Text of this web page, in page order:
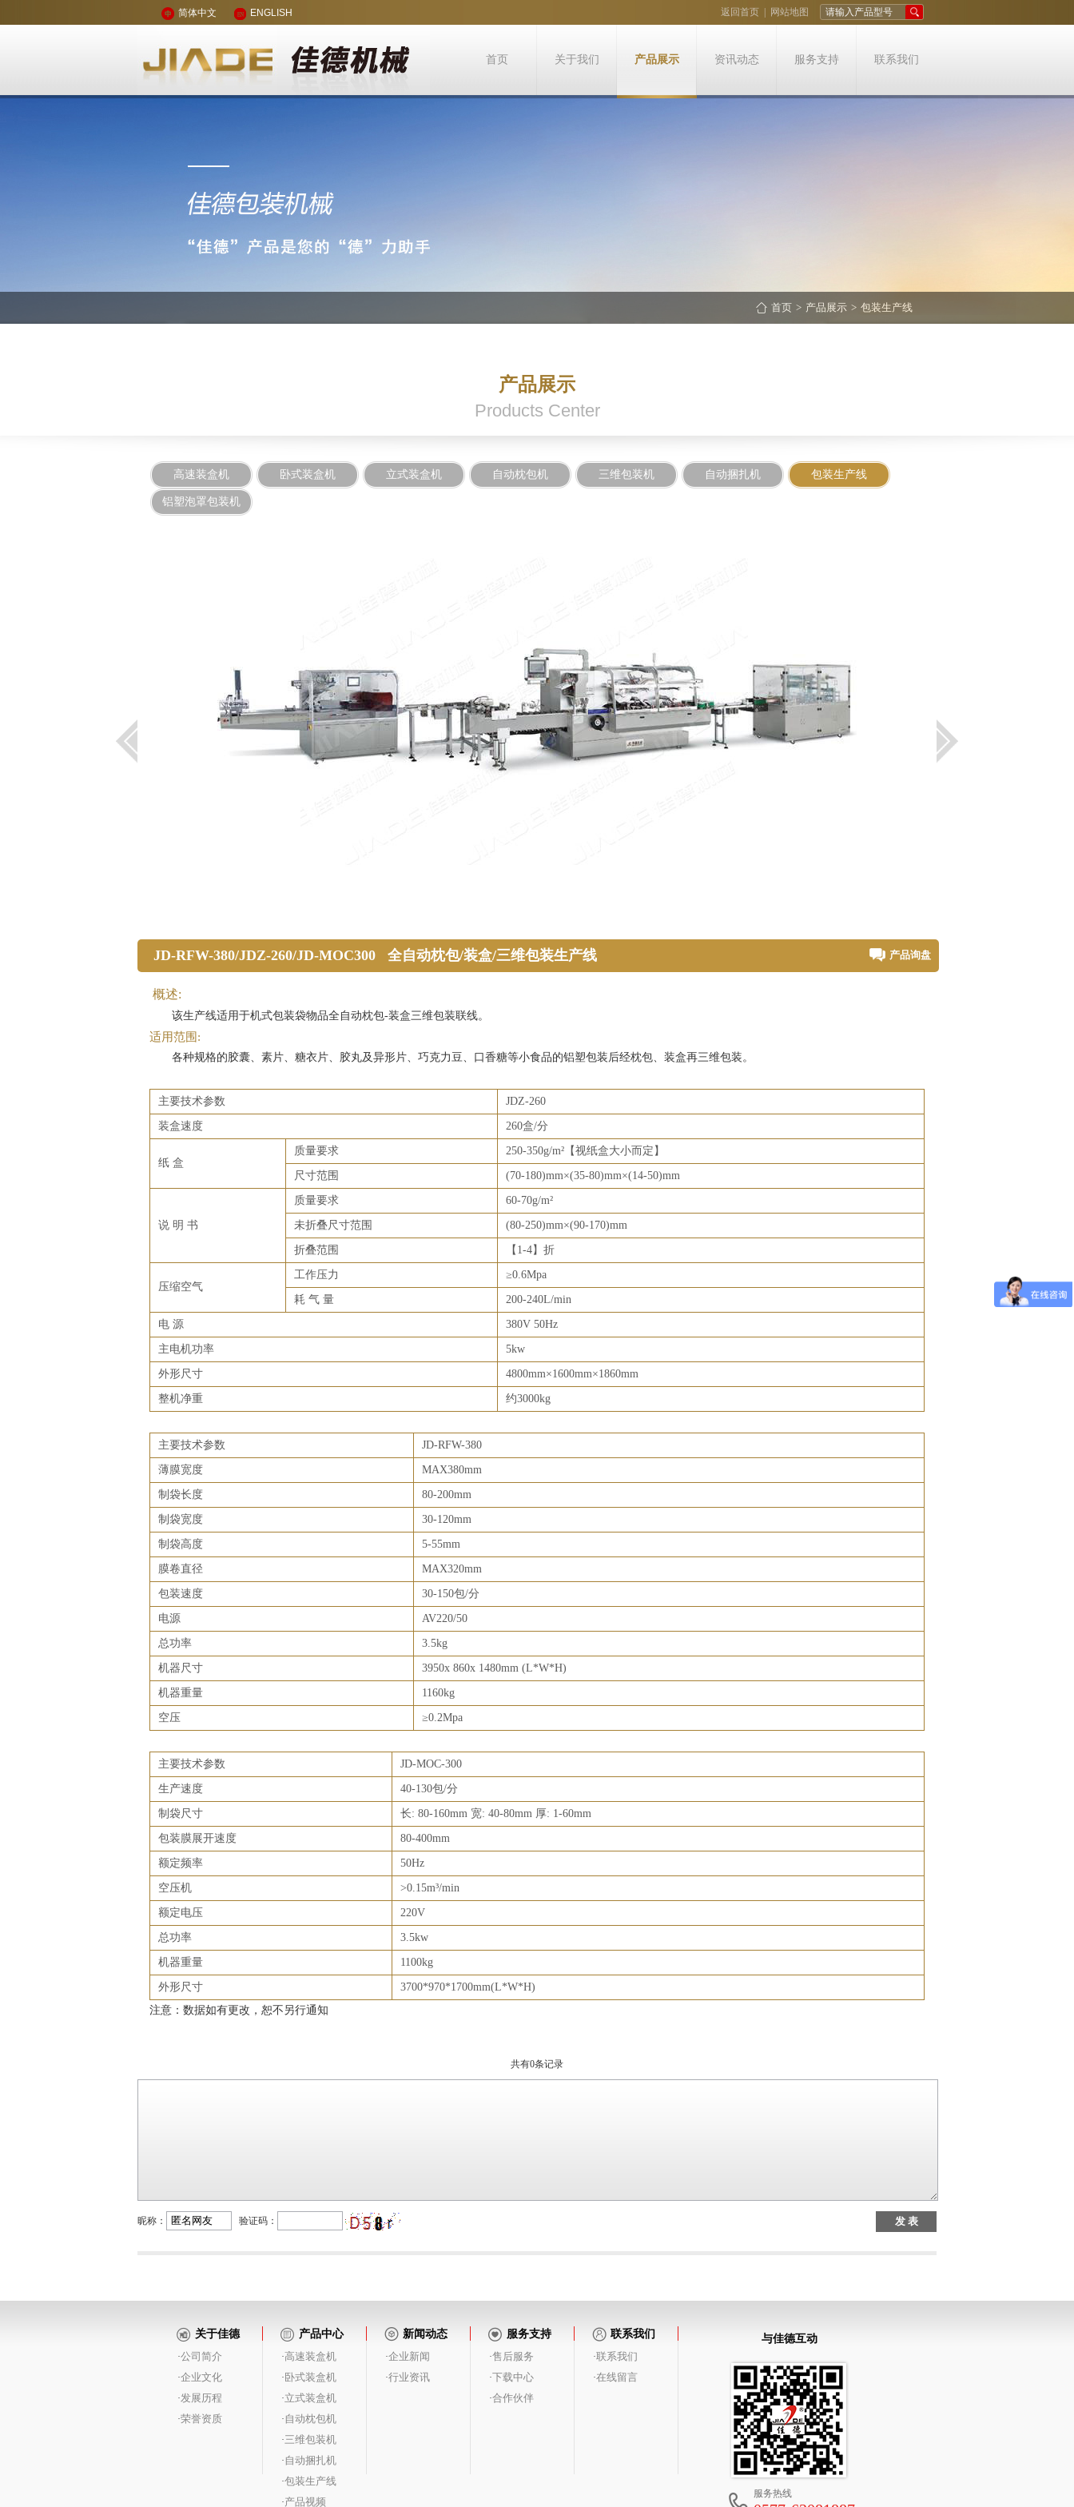
简体中文 ENGLISH 请输入产品型号
返回首页 网站地图
首页 关于我们 产品展示 资讯动态 服务支持 联系我们
首页 > 产品展示 > 包装生产线
产品展示
Products Center
高速装盒机 卧式装盒机 立式装盒机 自动枕包机 三维包装机 自动捆扎机 包装生产线
铝塑泡罩包装机
JD-RFW-380/JDZ-260/JD-MOC300 全自动枕包/装盒/三维包装生产线 产品询盘
概述:
该生产线适用于机式包装袋物品全自动枕包-装盒三维包装联线。
适用范围:
各种规格的胶囊、素片、糖衣片、胶丸及异形片、巧克力豆、口香糖等小食品的铝塑包装后经枕包、装盒再三维包装。
主要技术参数 JDZ-260
装盒速度 260盒/分
纸 盒
质量要求 250-350g/m²【视纸盒大小而定】
尺寸范围 (70-180)mm×(35-80)mm×(14-50)mm
说 明 书
质量要求 60-70g/m²
未折叠尺寸范围 (80-250)mm×(90-170)mm
折叠范围 【1-4】折
压缩空气
工作压力 ≥0.6Mpa
耗 气 量 200-240L/min
电 源 380V 50Hz
主电机功率 5kw
外形尺寸 4800mm×1600mm×1860mm
整机净重 约3000kg
主要技术参数 JD-RFW-380
薄膜宽度 MAX380mm
制袋长度 80-200mm
制袋宽度 30-120mm
制袋高度 5-55mm
膜卷直径 MAX320mm
包装速度 30-150包/分
电源 AV220/50
总功率 3.5kg
机器尺寸 3950x 860x 1480mm (L*W*H)
机器重量 1160kg
空压 ≥0.2Mpa
主要技术参数 JD-MOC-300
生产速度 40-130包/分
制袋尺寸 长: 80-160mm 宽: 40-80mm 厚: 1-60mm
包装膜展开速度 80-400mm
额定频率 50Hz
空压机 >0.15m³/min
额定电压 220V
总功率 3.5kw
机器重量 1100kg
外形尺寸
3700*970*1700mm(L*W*H)
注意：数据如有更改，恕不另行通知
共有0条记录
昵称： 验证码：
关于佳德
·公司简介
·企业文化
·发展历程
·荣誉资质
产品中心
·高速装盒机
· 卧式装盒机
·立式装盒机
·自动枕包机
·三维包装机
·自动捆扎机
·包装生产线
·产品视频
新闻动态
·企业新闻
·行业资讯
服务支持
·售后服务
·下载中心
·合作伙伴
联系我们
·联系我们
·在线留言
与佳德互动
服务热线